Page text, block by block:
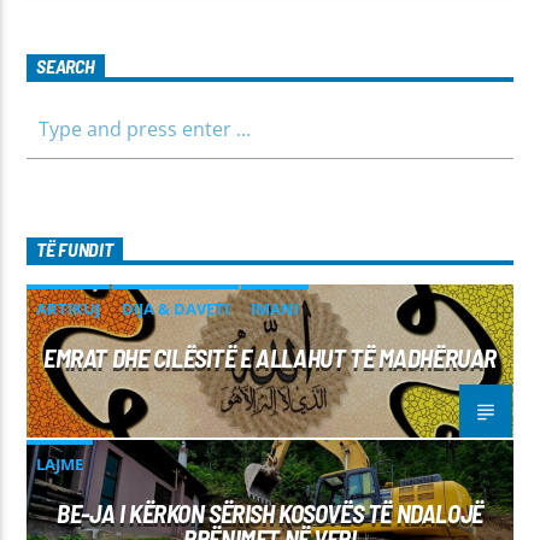
SEARCH
TË FUNDIT
ARTIKUJ DIJA & DAVETI IMANI
EMRAT DHE CILËSITË E ALLAHUT TË MADHËRUAR
LAJME
BE-JA I KËRKON SËRISH KOSOVËS TË NDALOJË